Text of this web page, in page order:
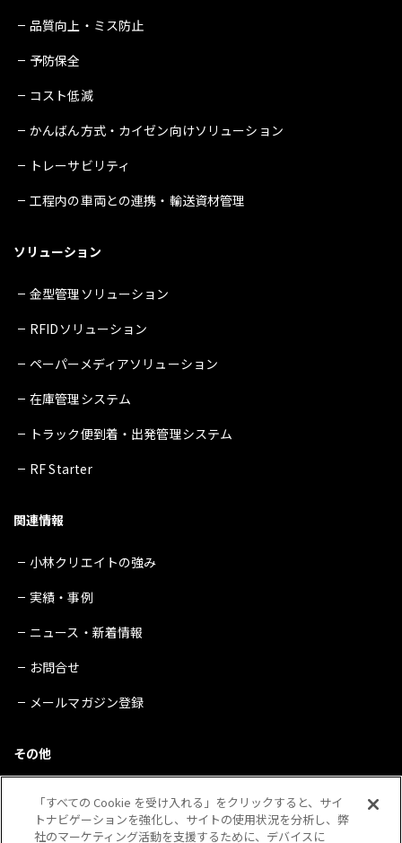
品質向上・ミス防止
予防保全
コスト低減
かんばん方式・カイゼン向けソリューション
トレーサビリティ
工程内の車両との連携・輸送資材管理
ソリューション
金型管理ソリューション
RFIDソリューション
ペーパーメディアソリューション
在庫管理システム
トラック便到着・出発管理システム
RF Starter
関連情報
小林クリエイトの強み
実績・事例
ニュース・新着情報
お問合せ
メールマガジン登録
その他
サイトマップ
プライバシーポリシー
「すべての Cookie を受け入れる」をクリックすると、サイ
トナビゲーションを強化し、サイトの使用状況を分析し、弊
社のマーケティング活動を支援するために、デバイスに